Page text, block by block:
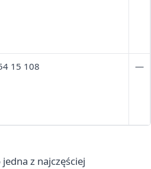
15 108 —
z najczęściej